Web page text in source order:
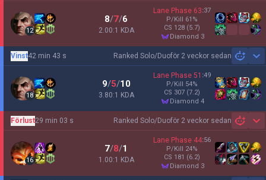
12
8/7/6
2.00:1 KDA
Lane Phase 63:37
P/Kill 61 %
CS 128 (5.7)
diamond 3
Ranked Solo/Duoför 2 veckor sedan
Vinst42 min 43 s
18
9/5/10
3.80:1 KDA
Lane Phase 51 :49
P/Kill 54%
CS 307 (7.2)
diamond 4
Ranked Solo/Duoför 2 veckor sedan
Förlust29 min 03 s
16
7/8/1
1.00:1 KDA
Lane Phase 44:56
P/Kill 24%
CS 181 (6.2)
diamond 3